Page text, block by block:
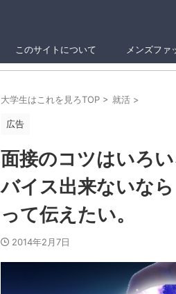
このサイトについて メンズファ
大学生はこれを見ろTOP > 就活 >
広告
面接のコツはいろ
バイス出来ないなら
って伝えたい。
2014年2月7日